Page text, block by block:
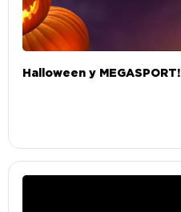
Halloween у MEGASPORT!